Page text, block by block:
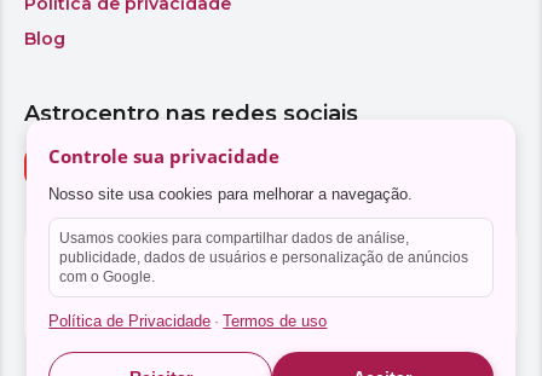
Controle sua privacidade
Nosso site usa cookies para melhorar a navegação.
Usamos cookies para compartilhar dados de análise,
publicidade, dados de usuários e personalização de anúncios
com o Google.
Política de Privacidade · Termos de uso